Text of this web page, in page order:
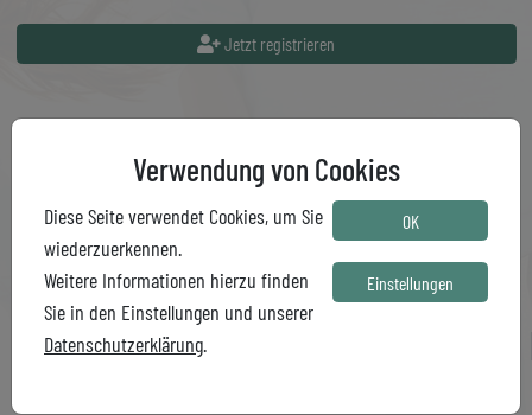
Jetzt registrieren
© ERB-O-MAT
Impressum
Verwendung von Cookies
OK
Einstellungen
Diese Seite verwendet Cookies, um Sie
wiederzuerkennen.
Weitere Informationen hierzu finden
Sie in den Einstellungen und unserer
Datenschutzerklärung.